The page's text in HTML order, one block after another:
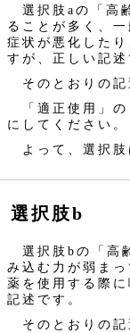
選択肢aの「高
ることが多く、
症状が悪化した
すが、正しい記述
そのとおりの記
「適正使用」の
にしてください。
よって、選択肢
選択肢b
選択肢bの「高
み込む力が弱ま
薬を使用する際
記述です。
そのとおりの記